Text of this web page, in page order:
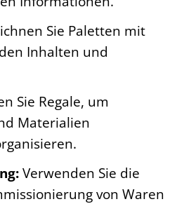
Sie Paletten mit
Inhalten und
Sie Regale, um
Materialien
Verwenden Sie die
von Waren